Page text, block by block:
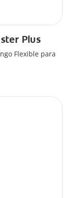
Plus
Flexible para